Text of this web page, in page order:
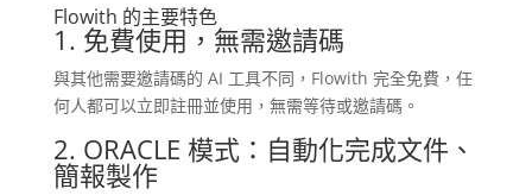
Flowith 的主要特色
1. 免費使用，無需邀請碼
與其他需要邀請碼的 AI 工具不同，Flowith 完全免費，任
何人都可以立即註冊並使用，無需等待或邀請碼。​
2. ORACLE 模式：自動化完成文件、
簡報製作